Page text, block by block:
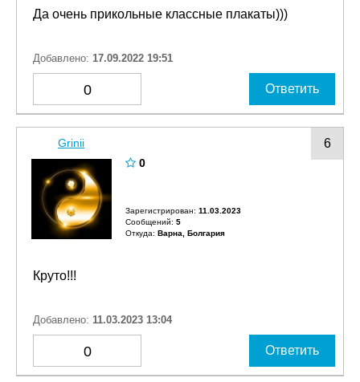
Да очень прикольные классные плакаты)))
Добавлено: 17.09.2022 19:51
0 Ответить
6
Grinii
0
Зарегистрирован: 11.03.2023
Сообщений: 5
Откуда: Варна, Болгария
Круто!!!
Добавлено: 11.03.2023 13:04
0 Ответить